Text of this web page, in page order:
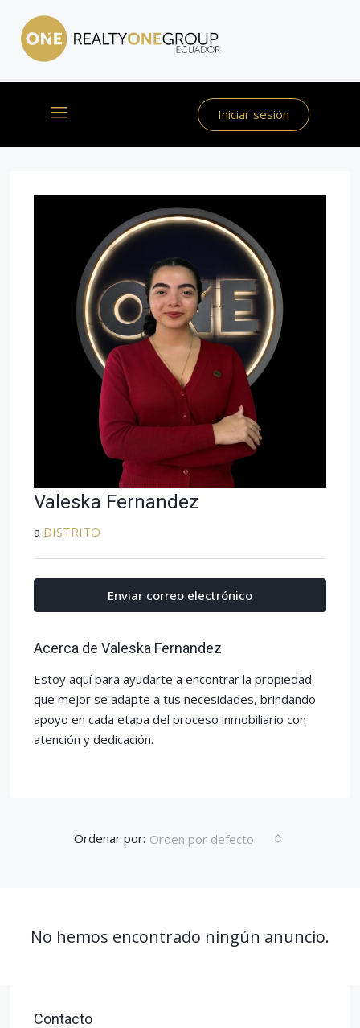
Iniciar sesión
Valeska Fernandez
a DISTRITO
Enviar correo electrónico
Acerca de Valeska Fernandez
Estoy aquí para ayudarte a encontrar la propiedad
que mejor se adapte a tus necesidades, brindando
apoyo en cada etapa del proceso inmobiliario con
atención y dedicación.
Ordenar por: Orden por defecto
No hemos encontrado ningún anuncio.
Contacto